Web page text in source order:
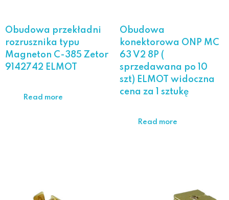
Obudowa przekładni
rozrusznika typu
Magneton C-385 Zetor
9142742 ELMOT
Read more
Obudowa
konektorowa ONP MC
63 V2 8P (
sprzedawana po 10
szt) ELMOT widoczna
cena za 1 sztukę
Read more